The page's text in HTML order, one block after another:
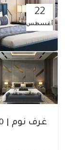
22
أغسطس
غرف نوم | 10 نصائح هامة لإضاءة غرفة النوم